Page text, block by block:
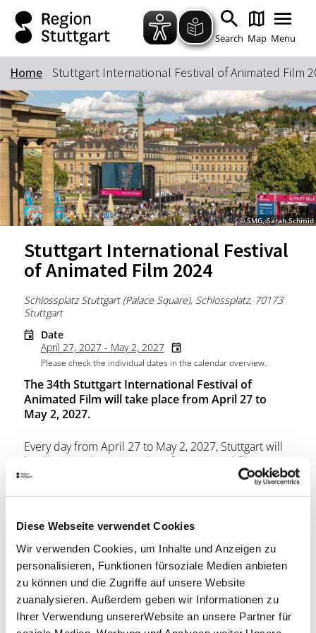
Diese Webseite verwendet Cookies
Wir verwenden Cookies, um Inhalte und Anzeigen zu
personalisieren, Funktionen fürsoziale Medien anbieten
zu können und die Zugriffe auf unsere Website
zuanalysieren. Außerdem geben wir Informationen zu
Ihrer Verwendung unsererWebsite an unsere Partner für
Zum Hauptinhalt springen
Zur Suche springen
Zur Hauptnavigation
Zum Footer springen
Search Map Menu
Keyword
Home Stuttgart International Festival of Animated Film
© SMG, Sarah Schmid
Stuttgart International Festival
of Animated Film 2024
Schlossplatz Stuttgart (Palace Square), Schlossplatz, 70173
Stuttgart
Date
April 27, 2027 - May 2, 2027
Please check the individual dates in the calendar overview.
The 34th Stuttgart International Festival of
Animated Film will take place from April 27 to
May 2, 2027.
Every day from April 27 to May 2, 2027, Stuttgart will
be the central meeting place for animated film,
filmmakers and audiences. At the ITFS, international
promotion. The ITFS celebrates artistic animation in
programs to workshops, talks and open-air
screenings.
Location & Contact
Schlossplatz Stuttgart (Palace Square)